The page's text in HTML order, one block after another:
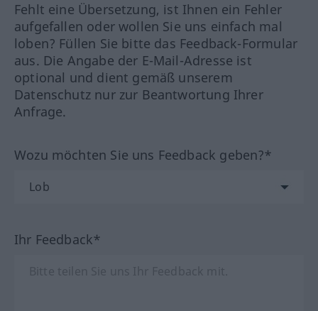
Fehlt eine Übersetzung, ist Ihnen ein Fehler
aufgefallen oder wollen Sie uns einfach mal
loben? Füllen Sie bitte das Feedback-Formular
aus. Die Angabe der E-Mail-Adresse ist
optional und dient gemäß unserem
Datenschutz nur zur Beantwortung Ihrer
Anfrage.
Wozu möchten Sie uns Feedback geben?*
Ihr Feedback*